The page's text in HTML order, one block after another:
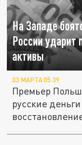
На Западе
России ударит
активы
03 МАРТА 05:39
Премьер
русские